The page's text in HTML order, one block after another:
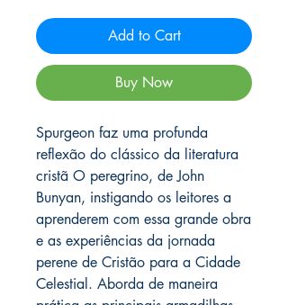
Add to Cart
Buy Now
Spurgeon faz uma profunda
reflexão do clássico da literatura
cristã O peregrino, de John
Bunyan, instigando os leitores a
aprenderem com essa grande obra
e as experiências da jornada
perene de Cristão para a Cidade
Celestial. Aborda de maneira